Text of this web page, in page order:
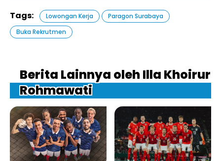
Tags: Lowongan Kerja
Paragon Surabaya
Buka Rekrutmen
Berita Lainnya oleh Illa Khoirur
Rohmawati